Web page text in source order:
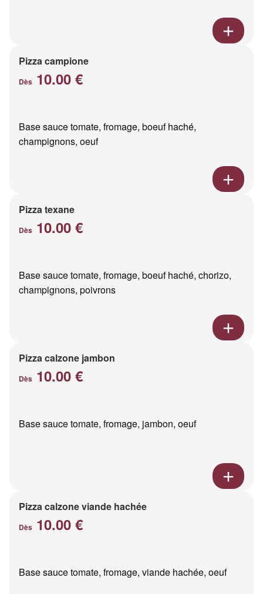
Pizza campione
Dès 10.00 €
Base sauce tomate, fromage, boeuf haché,
champignons, oeuf
Pizza texane
Dès 10.00 €
Base sauce tomate, fromage, boeuf haché, chorizo,
champignons, poivrons
Pizza calzone jambon
Dès 10.00 €
Base sauce tomate, fromage, jambon, oeuf
Pizza calzone viande hachée
Dès 10.00 €
Base sauce tomate, fromage, viande hachée, oeuf